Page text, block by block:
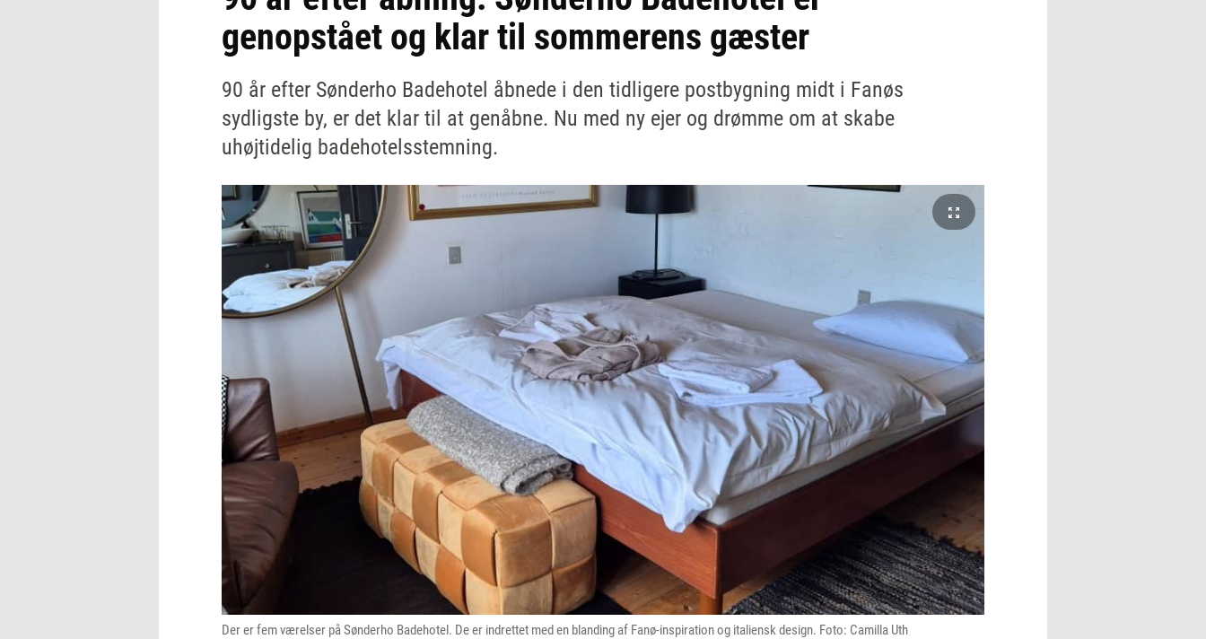
genopstået og klar til sommerens gæster
90 år efter Sønderho Badehotel åbnede i den tidligere postbygning midt i Fanøs
sydligste by, er det klar til at genåbne. Nu med ny ejer og drømme om at skabe
uhøjtidelig badehotelsstemning.
Der er fem værelser på Sønderho Badehotel. De er indrettet med en blanding af Fanø-inspiration og italiensk design. Foto: Camilla Uth